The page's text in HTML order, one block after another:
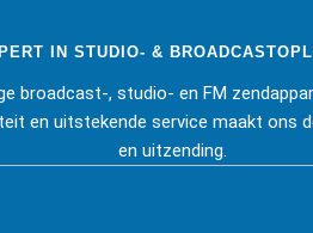
IN STUDIO- &
broadcast-, studio- en FM
en uitstekende service maakt ons
en uitzending.